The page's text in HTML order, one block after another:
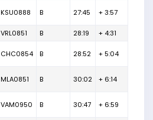
KSU0888 B 27:45 + 3:57
VRL0851 B 28:19 + 4:31
CHC0854 B 28:52 + 5:04
MLA0851 B 30:02 + 6:14
VAM0950 B 30:47 + 6:59